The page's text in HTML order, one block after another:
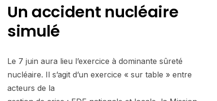
Un accident nucléaire
simulé
Le 7 juin aura lieu l’exercice à dominante sûreté
nucléaire. Il s’agit d’un exercice « sur table » entre
acteurs de la